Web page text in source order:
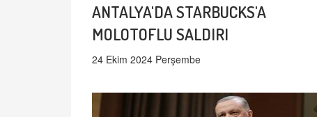
ANTALYA'DA STARBUCKS'A
MOLOTOFLU SALDIRI
24 Ekim 2024 Perşembe